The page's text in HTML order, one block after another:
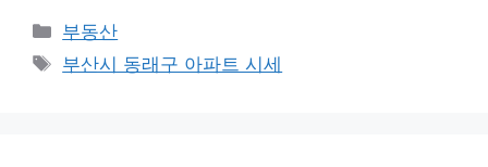
Categories
부동산
Tags
부산시 동래구 아파트 시세